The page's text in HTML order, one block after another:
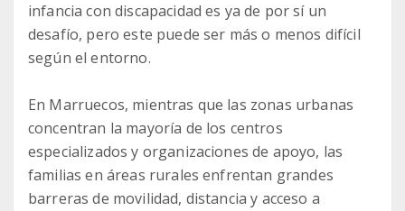
infancia con discapacidad es ya de por sí un
desafío, pero este puede ser más o menos difícil
según el entorno.
En Marruecos, mientras que las zonas urbanas
concentran la mayoría de los centros
especializados y organizaciones de apoyo, las
familias en áreas rurales enfrentan grandes
barreras de movilidad, distancia y acceso a